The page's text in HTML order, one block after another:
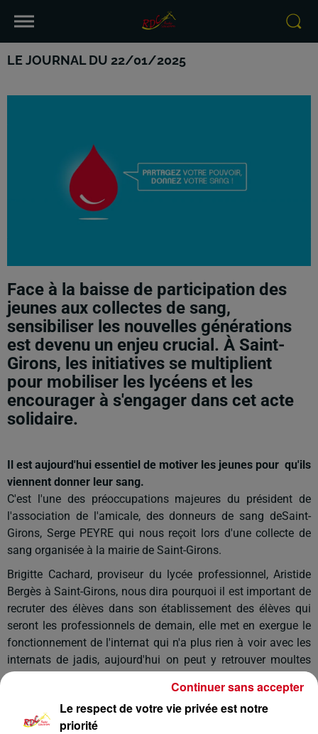
LE JOURNAL DU 22/01/2025
Face à la baisse de participation des
jeunes aux collectes de sang,
sensibiliser les nouvelles générations
est devenu un enjeu crucial. À Saint-
Girons, les initiatives se multiplient
pour mobiliser les lycéens et les
encourager à s'engager dans cet acte
solidaire.
Il est aujourd'hui essentiel de motiver les jeunes pour qu'ils
viennent donner leur sang.
C'est l'une des préoccupations majeures du président de
l'association de l'amicale, des donneurs de sang deSaint-
Girons, Serge PEYRE qui nous reçoit lors d'une collecte de
sang organisée à la mairie de Saint-Girons.
Brigitte Cachard, proviseur du lycée professionnel, Aristide
Bergès à Saint-Girons, nous dira pourquoi il est important de
recruter des élèves dans son établissement des élèves qui
seront les professionnels de demain, elle met en exergue le
fonctionnement de l'internat qui n'a plus rien à voir avec les
internats de jadis, aujourd'hui on peut y retrouver moultes
animations ou les élèves peuvent se sentir bien et récupérer.
Le respect de votre vie privée est notre
priorité
Continuer sans accepter